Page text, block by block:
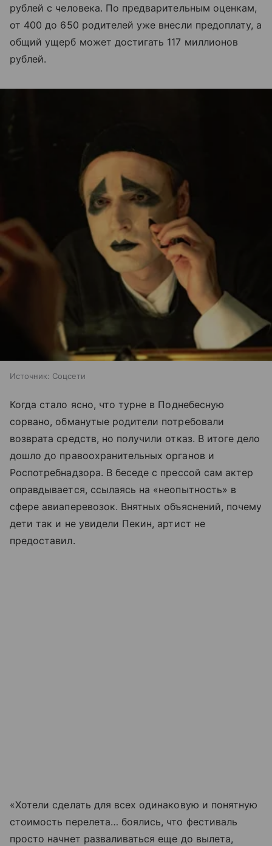
рублей с человека. По предварительным оценкам,
от 400 до 650 родителей уже внесли предоплату, а
общий ущерб может достигать 117 миллионов
рублей.
Источник: Соцсети
Когда стало ясно, что турне в Поднебесную
сорвано, обманутые родители потребовали
возврата средств, но получили отказ. В итоге дело
дошло до правоохранительных органов и
Роспотребнадзора. В беседе с прессой сам актер
оправдывается, ссылаясь на «неопытность» в
сфере авиаперевозок. Внятных объяснений, почему
дети так и не увидели Пекин, артист не
предоставил.
«Хотели сделать для всех одинаковую и понятную
стоимость перелета… боялись, что фестиваль
просто начнет разваливаться еще до вылета,